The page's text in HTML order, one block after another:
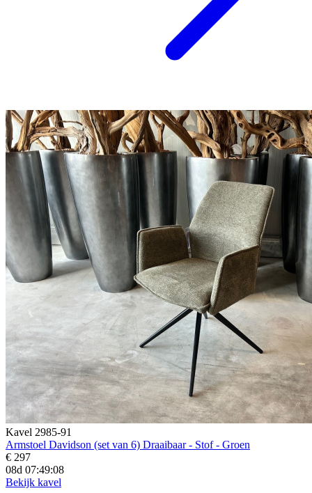
Kavel 2985-91
Armstoel Davidson (set van 6) Draaibaar - Stof - Groen
€ 297
08d 07:49:07
Bekijk kavel